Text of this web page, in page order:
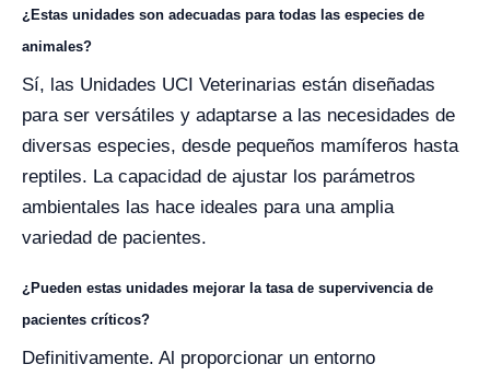
¿Estas unidades son adecuadas para todas las especies de
animales?
Sí, las Unidades UCI Veterinarias están diseñadas
para ser versátiles y adaptarse a las necesidades de
diversas especies, desde pequeños mamíferos hasta
reptiles. La capacidad de ajustar los parámetros
ambientales las hace ideales para una amplia
variedad de pacientes.
¿Pueden estas unidades mejorar la tasa de supervivencia de
pacientes críticos?
Definitivamente. Al proporcionar un entorno